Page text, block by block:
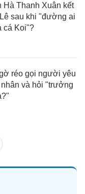
Thanh Xuân kết
sau khi "đường ai
cá Koi"?
réo gọi người yêu
và hỏi "trưởng